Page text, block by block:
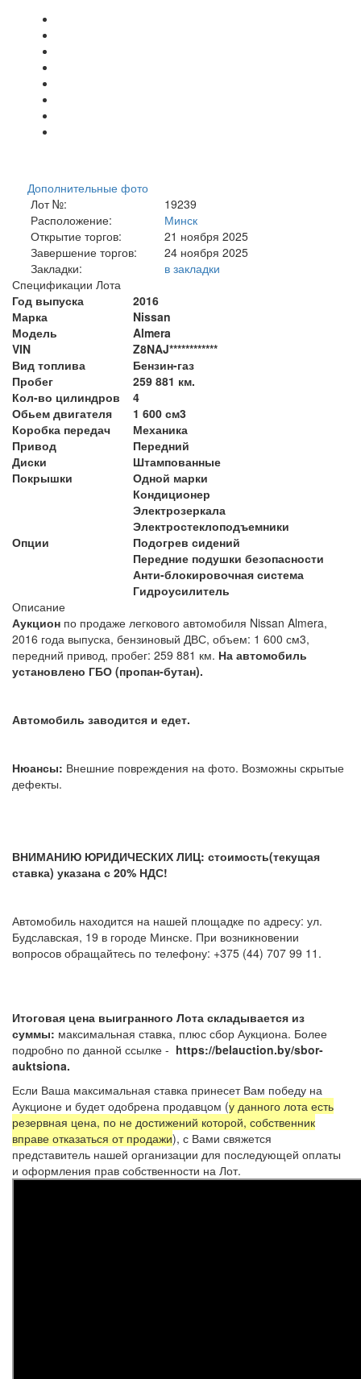
Дополнительные фото
Лот №:
19239
Расположение:
Минск
Открытие торгов:
21 ноября 2025
Завершение торгов:
24 ноября 2025
Закладки:
в закладки
Спецификации Лота
Год выпуска
2016
Марка
Nissan
Модель
Almera
VIN
Z8NAJ************
Вид топлива
Бензин-газ
Пробег
259 881 км.
Кол-во цилиндров
4
Обьем двигателя
1 600 см3
Коробка передач
Механика
Привод
Передний
Диски
Штампованные
Покрышки
Одной марки
Опции
Кондиционер
Электрозеркала
Электростеклоподъемники
Подогрев сидений
Передние подушки безопасности
Анти-блокировочная система
Гидроусилитель
Описание
Аукцион по продаже легкового автомобиля Nissan Almera,
2016 года выпуска, бензиновый ДВС, объем: 1 600 см3,
передний привод, пробег: 259 881 км. На автомобиль
установлено ГБО (пропан-бутан).
Автомобиль заводится и едет.
Нюансы: Внешние повреждения на фото. Возможны скрытые
дефекты.
ВНИМАНИЮ ЮРИДИЧЕСКИХ ЛИЦ: стоимость(текущая
ставка) указана с 20% НДС!
Автомобиль находится на нашей площадке по адресу: ул.
Будславская, 19 в городе Минске. При возникновении
вопросов обращайтесь по телефону: +375 (44) 707 99 11.
Итоговая цена выигранного Лота складывается из
суммы: максимальная ставка, плюс сбор Аукциона. Более
подробно по данной ссылке - https://belauction.by/sbor-
auktsiona.
Если Ваша максимальная ставка принесет Вам победу на
Аукционе и будет одобрена продавцом (у данного лота есть
резервная цена, по не достижений которой, собственник
вправе отказаться от продажи), с Вами свяжется
представитель нашей организации для последующей оплаты
и оформления прав собственности на Лот.